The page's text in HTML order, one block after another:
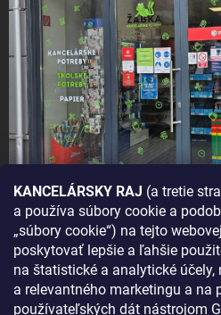
KANCELÁRSKY RAJ (a tretie
a používa súbory cookie a
„súbory cookie“) na tejto
poskytovať lepšie a ľahšie
na štatistické a analytické
a relevantného marketingu a na
používateľských dát nástrojom
AKO SA K NÁM DOSTANETE?